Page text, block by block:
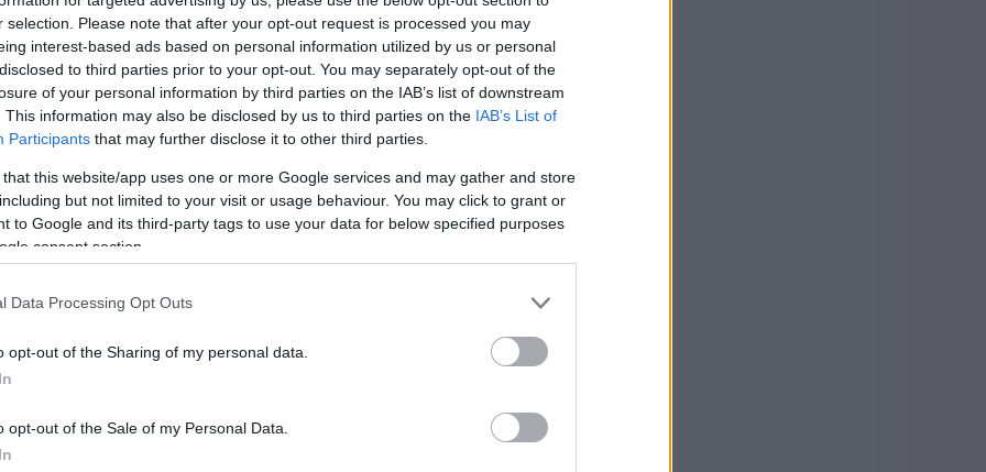
selection. Please note that after your opt-out request is processed you may
interest-based ads based on personal information utilized by us or personal
to third parties prior to your opt-out. You may separately opt-out of the
of your personal information by third parties on the IAB’s list of downstream
This information may also be disclosed by us to third parties on the IAB’s List of
Participants that may further disclose it to other third parties.
that this website/app uses one or more Google services and may gather and store
but not limited to your visit or usage behaviour. You may click to grant or
to Google and its third-party tags to use your data for below specified purposes
consent section.
Data Processing Opt Outs
opt-out of the Sharing of my personal data.
opt-out of the Sale of my Personal Data.
emersi dalle esperienze pratiche: chi
trasversalmente e quali strumenti diretti e